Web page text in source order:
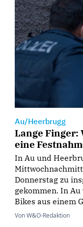
Au/Heerbrugg
Lange Finger:
eine
In Au und
Donnerstag zu
gekommen. In
Bikes aus einem
Von W&O-Redaktion